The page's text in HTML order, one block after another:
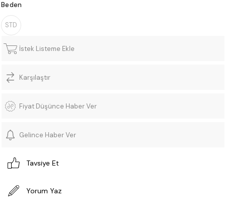
Beden
STD
İstek Listeme Ekle
Karşılaştır
Fiyat Düşünce Haber Ver
Gelince Haber Ver
Tavsiye Et
Yorum Yaz